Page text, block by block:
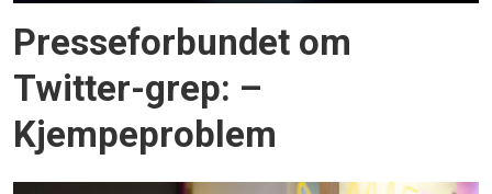
Presseforbundet om
Twitter-grep: –
Kjempeproblem